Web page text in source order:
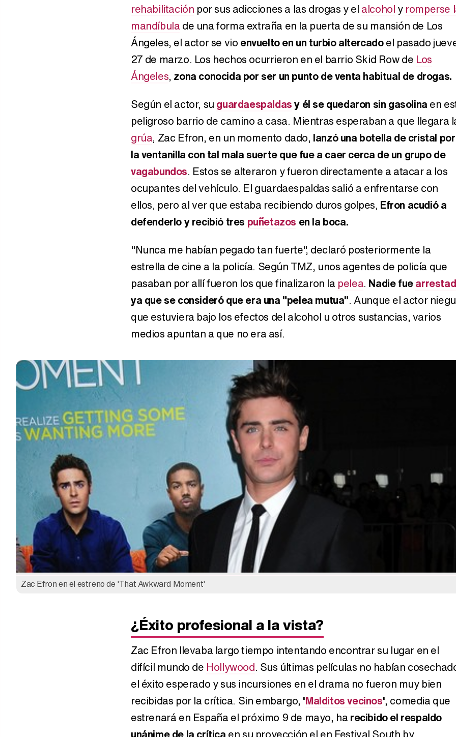
rehabilitación por sus adicciones a las drogas y el alcohol y romperse
mandíbula de una forma extraña en la puerta de su mansión de Los
Ángeles, el actor se vio envuelto en un turbio altercadoel pasado
27 de marzo. Los hechos ocurrieron en el barrio Skid Row de Los
Ángeles, zona conocida por ser un punto de venta habitual de drogas.
Según el actor, su guardaespaldasy él se quedaron sin gasolina en
peligroso barrio de camino a casa. Mientras esperaban a que llegara
grúa, Zac Efron, en un momento dado, lanzó una botella de cristal por
la ventanilla con tal mala suerte que fue a caer cerca de un grupo de
vagabundos. Estos se alteraron y fueron directamente a atacar a los
ocupantes del vehículo. El guardaespaldas salió a enfrentarse con
ellos, pero al ver que estaba recibiendo duros golpes, Efron acudió a
defenderlo y recibió tres puñetazos en la boca.
"Nunca me habían pegado tan fuerte", declaró posteriormente la
estrella de cine a la policía. Según TMZ, unos agentes de policía que
pasaban por allí fueron los que finalizaron la pelea. Nadie fue
ya que se consideró que era una "pelea mutua". Aunque el actor
que estuviera bajo los efectos del alcohol u otros sustancias, varios
medios apuntan a que no era así.
Zac Efron en el estreno de 'That Awkward Moment'
¿Éxito profesional a la vista?
Zac Efron llevaba largo tiempo intentando encontrar su lugar en el
difícil mundo de Hollywood. Sus últimas películas no habían
el éxito esperado y sus incursiones en el drama no fueron muy bien
recibidas por la crítica. Sin embargo, 'Malditos vecinos', comedia que
estrenará en España el próximo 9 de mayo, ha recibido el respaldo